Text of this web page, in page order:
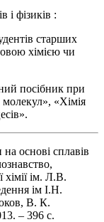
фізиків :
старших
хімією чи
посібник при
молекул», «Хімія
основі сплавів
ім. Л.В.
ім І.Н.
В. К.
– 396 с.